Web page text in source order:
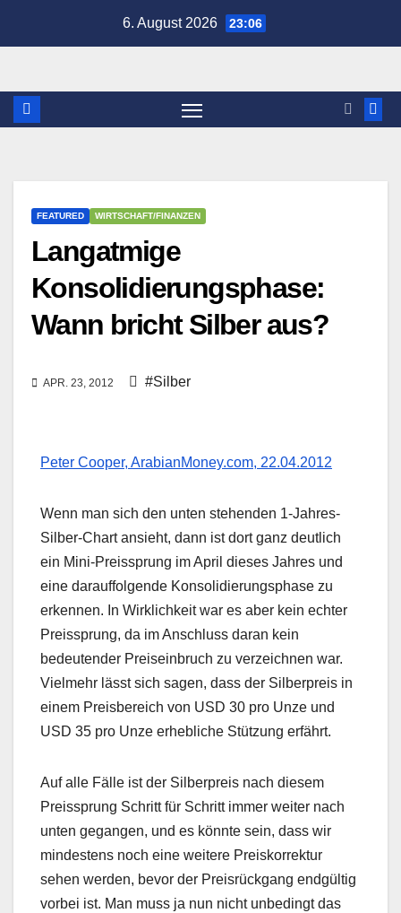
6. August 2026 23:06
FEATURED WIRTSCHAFT/FINANZEN
Langatmige
Konsolidierungsphase:
Wann bricht Silber aus?
APR. 23, 2012 #Silber
Peter Cooper, ArabianMoney.com, 22.04.2012
Wenn man sich den unten stehenden 1-Jahres-
Silber-Chart ansieht, dann ist dort ganz deutlich
ein Mini-Preissprung im April dieses Jahres und
eine darauffolgende Konsolidierungsphase zu
erkennen. In Wirklichkeit war es aber kein echter
Preissprung, da im Anschluss daran kein
bedeutender Preiseinbruch zu verzeichnen war.
Vielmehr lässt sich sagen, dass der Silberpreis in
einem Preisbereich von USD 30 pro Unze und
USD 35 pro Unze erhebliche Stützung erfährt.
Auf alle Fälle ist der Silberpreis nach diesem
Preissprung Schritt für Schritt immer weiter nach
unten gegangen, und es könnte sein, dass wir
mindestens noch eine weitere Preiskorrektur
sehen werden, bevor der Preisrückgang endgültig
vorbei ist. Man muss ja nun nicht unbedingt das